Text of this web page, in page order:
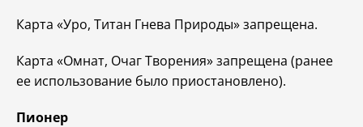
Карта «Уро, Титан Гнева Природы» запрещена.
Карта «Омнат, Очаг Творения» запрещена (ранее
ее использование было приостановлено).
Пионер